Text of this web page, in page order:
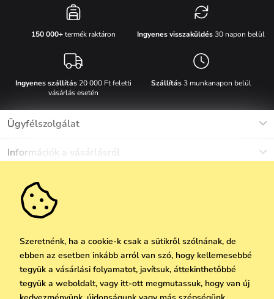
150 000+termék raktáron Ingyenes visszaküldés30 napon belül
Ingyenes szállítás20 000 Ft feletti
vásárlás esetén
Szállítás3 munkanapon belül
Ügyfélszolgálat
info@vuch.hu
+36 1 808 9989
Információk a vásárlásról
Gyakori kérdések
Anyagok és karbantartás
Visszaküldés és reklamáció
Egyéb információk
Rólunk
Karrier
Ajándék utalványok
Vállalatok számára
We Care
Vuchlook
Ne maradj le semmiről!
Feliratkozni
A személyes adatok védelmének alapelveiitt
Szeretnénk, ha a cookie-k csak a sütikről szólnának, de
ebben az esetben inkább arról van szó, hogy kellemesebbé
tegyük a vásárlási folyamatot, javítsuk, áttekinthetőbbé
tegyük a weboldalt, vagy itt-ott megmutassuk, hogy van új